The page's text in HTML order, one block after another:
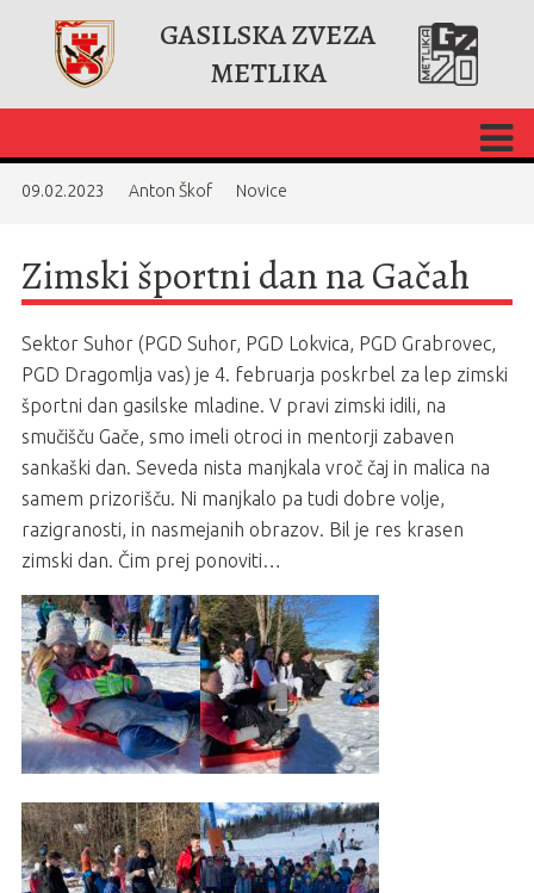
GASILSKA ZVEZA
METLIKA
09.02.2023 Anton Škof Novice
Zimski športni dan na Gačah
Sektor Suhor (PGD Suhor, PGD Lokvica, PGD Grabrovec,
PGD Dragomlja vas) je 4. februarja poskrbel za lep zimski
športni dan gasilske mladine. V pravi zimski idili, na
smučišču Gače, smo imeli otroci in mentorji zabaven
sankaški dan. Seveda nista manjkala vroč čaj in malica na
samem prizorišču. Ni manjkalo pa tudi dobre volje,
razigranosti, in nasmejanih obrazov. Bil je res krasen
zimski dan. Čim prej ponoviti…